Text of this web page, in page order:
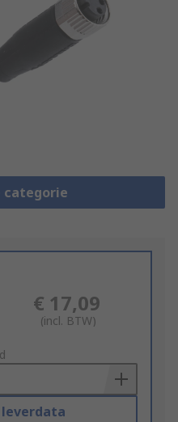
categorie
€ 17,09
(incl. BTW)